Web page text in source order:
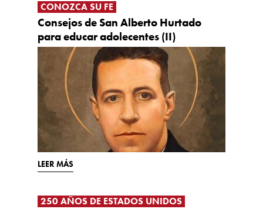
CONOZCA SU FE
Consejos de San Alberto Hurtado
para educar adolecentes (II)
LEER MÁS
250 AÑOS DE ESTADOS UNIDOS